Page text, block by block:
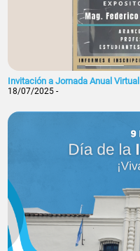
Invitación a Jornada Anual Virtual
18/07/2025 -